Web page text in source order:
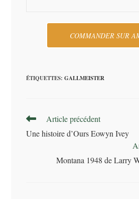
COMMANDER SUR
ÉTIQUETTES:GALLMEISTER
Read
articles
Article précédent
Une histoire d’Ours Eowyn Ivey
Montana 1948 de Larry